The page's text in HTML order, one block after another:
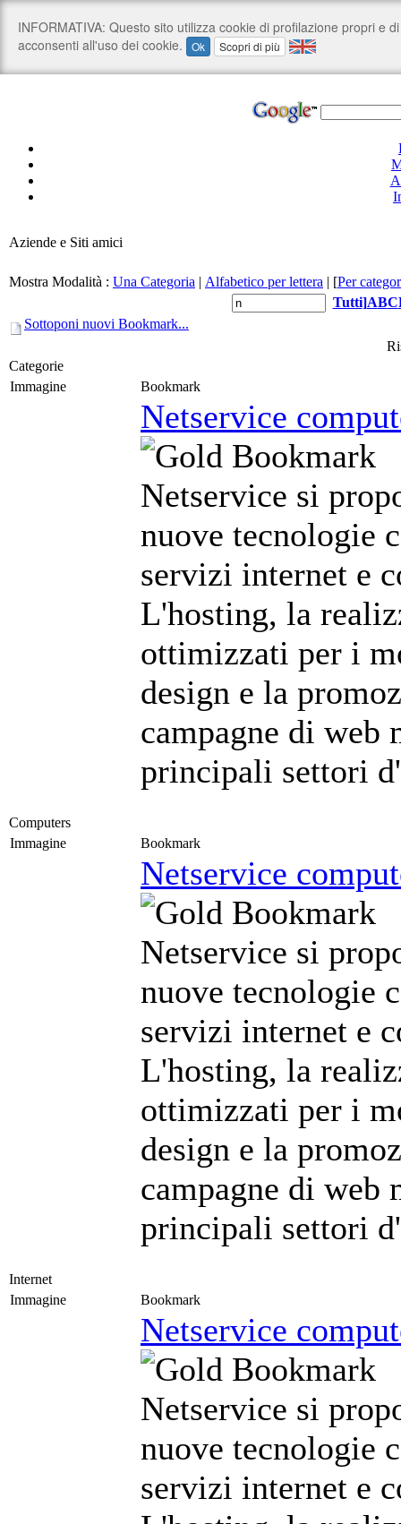
Aziende e Siti amici
Mostra Modalità : Una Categoria | Alfabetico per lettera | [Per
Tutti]ABC
Sottoponi nuovi Bookmark...
Categorie
Immagine
Bookmark
Netservice
Netservice si
nuove tecnologie
servizi internet e
L'hosting, la
ottimizzati per i
design e la
campagne di web
principali settori
Computers
Immagine
Bookmark
Netservice
Netservice si
nuove tecnologie
servizi internet e
L'hosting, la
ottimizzati per i
design e la
campagne di web
principali settori
Internet
Immagine
Bookmark
Netservice
Netservice si
nuove tecnologie
servizi internet e